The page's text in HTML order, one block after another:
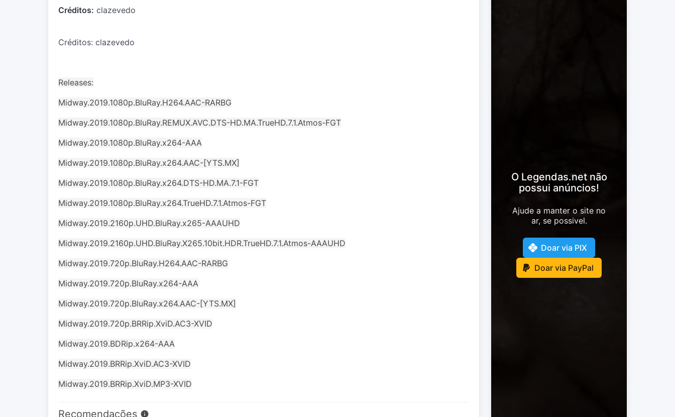
Créditos: clazevedo
Créditos: clazevedo
Releases:
Midway.2019.1080p.BluRay.H264.AAC-RARBG
Midway.2019.1080p.BluRay.REMUX.AVC.DTS-HD.MA.TrueHD.7.1.Atmos-FGT
Midway.2019.1080p.BluRay.x264-AAA
Midway.2019.1080p.BluRay.x264.AAC-[YTS.MX]
Midway.2019.1080p.BluRay.x264.DTS-HD.MA.7.1-FGT
Midway.2019.1080p.BluRay.x264.TrueHD.7.1.Atmos-FGT
Midway.2019.2160p.UHD.BluRay.x265-AAAUHD
Midway.2019.2160p.UHD.BluRay.X265.10bit.HDR.TrueHD.7.1.Atmos-AAAUHD
Midway.2019.720p.BluRay.H264.AAC-RARBG
Midway.2019.720p.BluRay.x264-AAA
Midway.2019.720p.BluRay.x264.AAC-[YTS.MX]
Midway.2019.720p.BRRip.XviD.AC3-XVID
Midway.2019.BDRip.x264-AAA
Midway.2019.BRRip.XviD.AC3-XVID
Midway.2019.BRRip.XviD.MP3-XVID
Recomendações
O Legendas.net não
possui anúncios!
Ajude a manter o site no
ar, se possivel.
Doar via PIX
Doar via PayPal